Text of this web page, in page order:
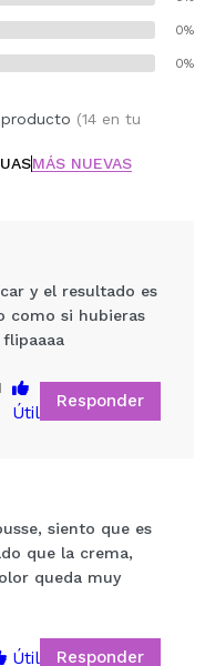
0%
0%
(14 en tu
MÁS NUEVAS
Imagínatelo...
Si
y el resultado es
como si hubieras
Útil
Responder
siento que es
que la crema,
queda muy
Útil Responder